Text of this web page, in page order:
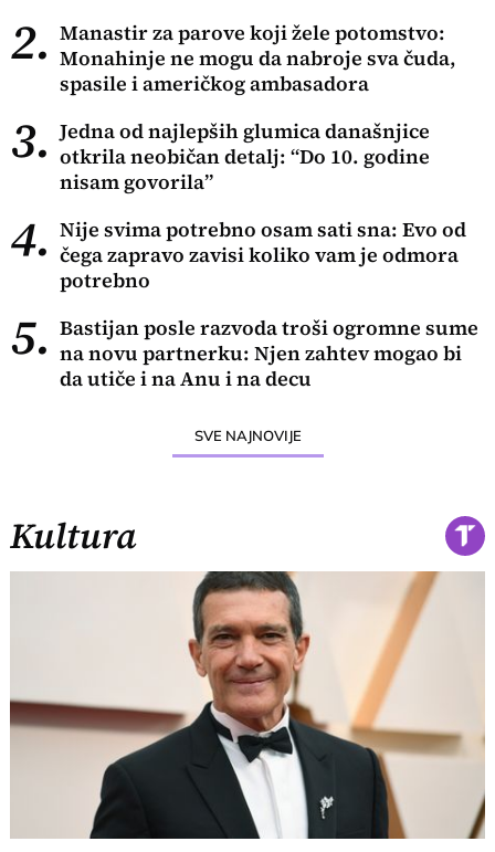
2. Manastir za parove koji žele potomstvo:
Monahinje ne mogu da nabroje sva čuda,
spasile i američkog ambasadora
3. Jedna od najlepših glumica današnjice
otkrila neobičan detalj: “Do 10. godine
nisam govorila”
4. Nije svima potrebno osam sati sna: Evo od
čega zapravo zavisi koliko vam je odmora
potrebno
5. Bastijan posle razvoda troši ogromne sume
na novu partnerku: Njen zahtev mogao bi
da utiče i na Anu i na decu
SVE NAJNOVIJE
Kultura